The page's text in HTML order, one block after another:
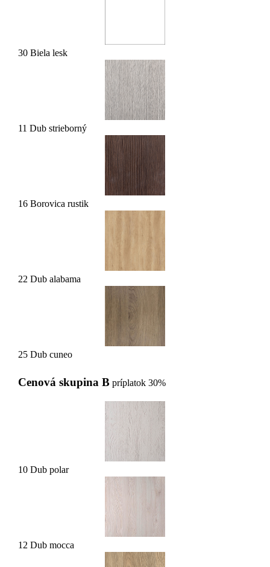
30 Biela lesk
11 Dub strieborný
16 Borovica rustik
22 Dub alabama
25 Dub cuneo
Cenová skupina B príplatok 30%
10 Dub polar
12 Dub mocca